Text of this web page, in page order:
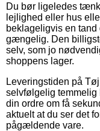
Du bør ligeledes
lejlighed eller hus
beklageligvis en
gængelig. Den
selv, som jo
shoppens lager.
Leveringstiden på
selvfølgelig temmelig
din ordre om få
aktuelt at du ser det
pågældende vare.